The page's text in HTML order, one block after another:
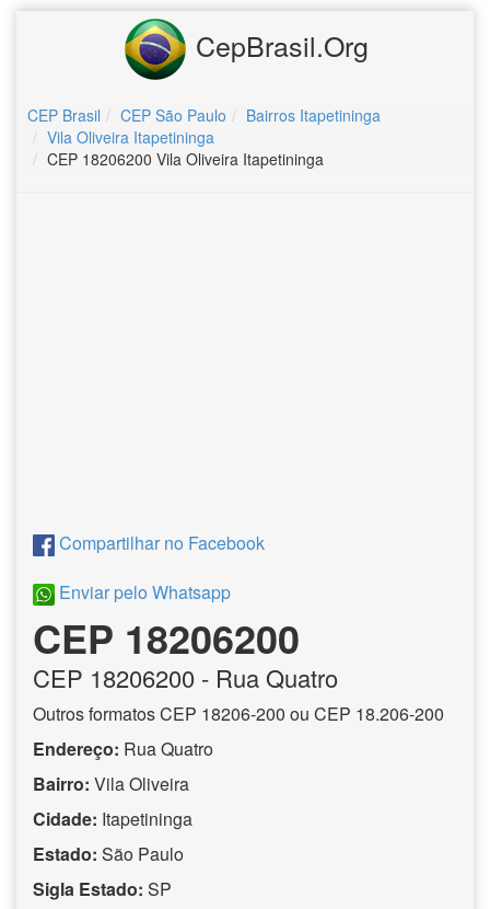
CepBrasil.Org
CEP Brasil CEP São Paulo
Bairros Itapetininga
Vila Oliveira Itapetininga
CEP 18206200 Vila Oliveira Itapetininga
Compartilhar no Facebook
Enviar pelo Whatsapp
CEP 18206200
CEP 18206200 - Rua Quatro
Outros formatos CEP 18206-200 ou CEP 18.206-200
Endereço: Rua Quatro
Bairro: Vila Oliveira
Cidade: Itapetininga
Estado: São Paulo
Sigla Estado: SP